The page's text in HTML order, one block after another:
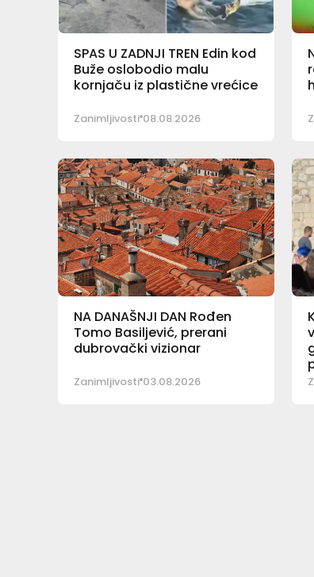
SPAS U ZADNJI TREN Edin kod
Buže oslobodio malu
kornjaču iz plastične vrećice
Zanimljivosti 08.08.2026
NA DANAŠNJI DAN Rođen
Tomo Basiljević, prerani
dubrovački vizionar
Zanimljivosti 03.08.2026